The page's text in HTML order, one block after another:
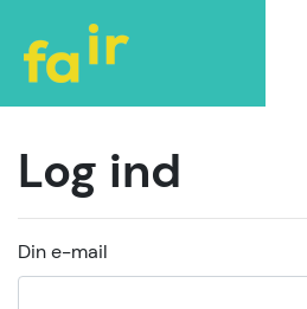
Log ind
Din e-mail